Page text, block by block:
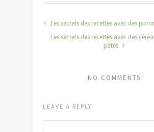
Les secrets des recettes avec des
Les secrets des recettes avec des
pâtes
NO COMMENTS
LEAVE A REPLY